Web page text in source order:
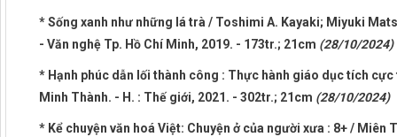
* Sống xanh như những lá trà / Toshimi A. Kayaki; Miyuki
- Văn nghệ Tp. Hồ Chí Minh, 2019. - 173tr.; 21cm (28/10/2024)
* Hạnh phúc dẫn lối thành công : Thực hành giáo dục tích
Minh Thành. - H. : Thế giới, 2021. - 302tr.; 21cm (28/10/2024)
* Kể chuyện văn hoá Việt: Chuyện ở của người xưa : 8+ / Miên